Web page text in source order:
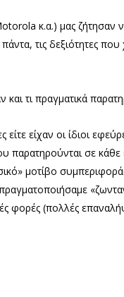
κ.α.) μας
τις δεξιότητες που
τι πραγματικά
είχαν οι ίδιοι
παρατηρούνται σε
μοτίβο
φορές (πολλές